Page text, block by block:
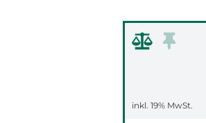
inkl. 19% MwSt.